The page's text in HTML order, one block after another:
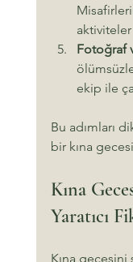
Fotoğraf
ekip ile
Bu adımları
bir kına
Kına
Yaratıcı
Kına gecesini